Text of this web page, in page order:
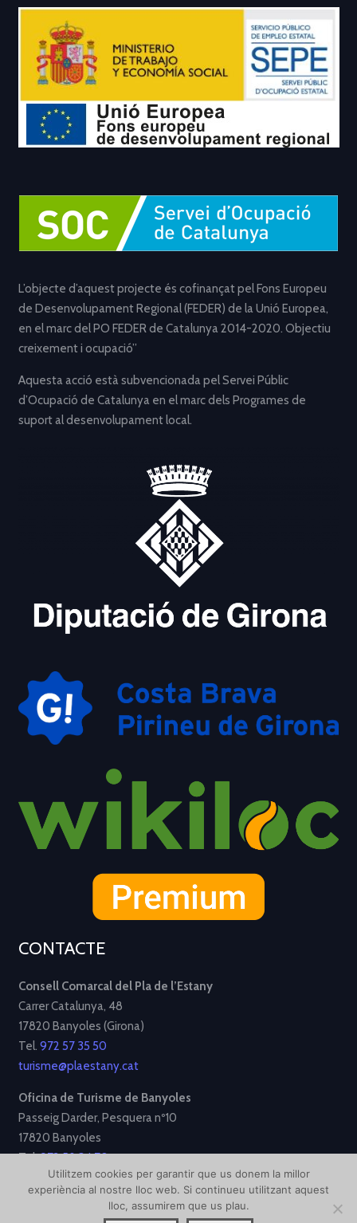
L’objecte d’aquest projecte és cofinançat pel Fons Europeu
de Desenvolupament Regional (FEDER) de la Unió Europea,
en el marc del PO FEDER de Catalunya 2014-2020. Objectiu
creixement i ocupació”
Aquesta acció està subvencionada pel Servei Públic
d’Ocupació de Catalunya en el marc dels Programes de
suport al desenvolupament local.
CONTACTE
Consell Comarcal del Pla de l’Estany
Carrer Catalunya, 48
17820 Banyoles (Girona)
Tel. 972 57 35 50
turisme@plaestany.cat
Oficina de Turisme de Banyoles
Passeig Darder, Pesquera nº10
17820 Banyoles
Tel.972 58 34 70
turisme@ajbanyoles.org
[Política de Privacitat][Política de Cookies]
Utilitzem cookies per garantir que us donem la millor
experiència al nostre lloc web. Si continueu utilitzant aquest
lloc, assumirem que us plau.